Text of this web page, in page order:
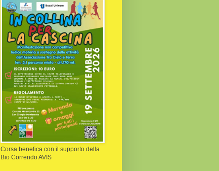
Corsa benefica con il supporto della
Bio Correndo AVIS